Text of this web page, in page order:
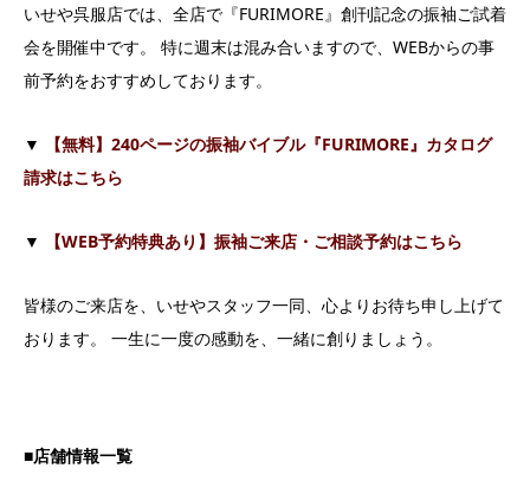
いせや呉服店では、全店で『FURIMORE』創刊記念の振袖ご試着
会を開催中です。 特に週末は混み合いますので、WEBからの事
前予約をおすすめしております。
▼
【無料】240ページの振袖バイブル『FURIMORE』カタログ
請求はこちら
▼ 【WEB予約特典あり】振袖ご来店・ご相談予約はこちら
皆様のご来店を、いせやスタッフ一同、心よりお待ち申し上げて
おります。 一生に一度の感動を、一緒に創りましょう。
■店舗情報一覧